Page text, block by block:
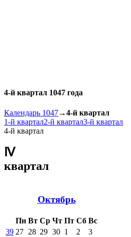
4-й квартал 1047 года
Календарь 1047→4-й квартал
1-й квартал2-й квартал3-й квартал
4-й квартал
Ⅳ
квартал
Октябрь
Пн Вт Ср Чт Пт Сб Вс
39 27 28 29 30 1 2
3